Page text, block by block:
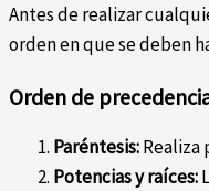
Antes de realizar
orden en que se deben
Orden de
Paréntesis:Realiza
Potencias y raíces: